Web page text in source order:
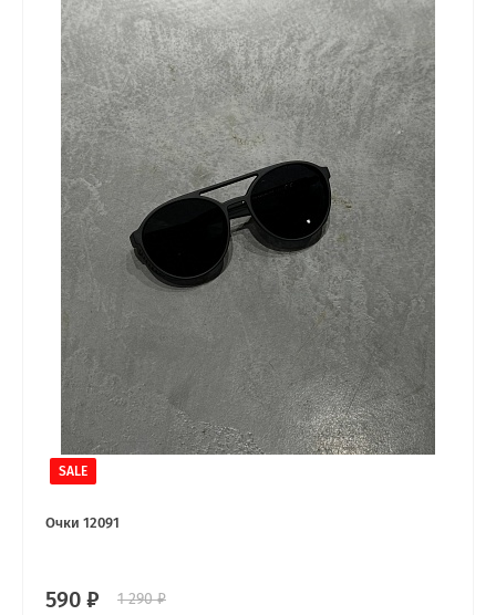
SALE
Очки 12091
590 ₽ 1 290 ₽